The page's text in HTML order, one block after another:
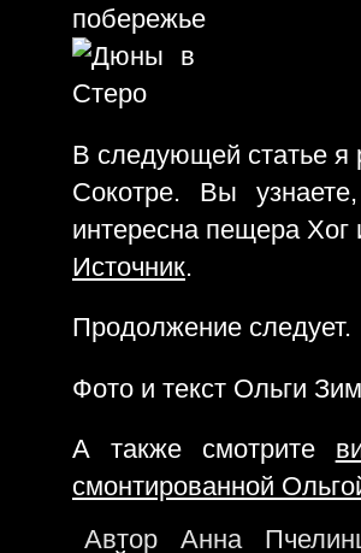
В следующей статье я
Сокотре. Вы
интересна пещера Хог
Источник.
Продолжение следует.
Фото и текст Ольги
А также смотрите
смонтированной
Автор Анна